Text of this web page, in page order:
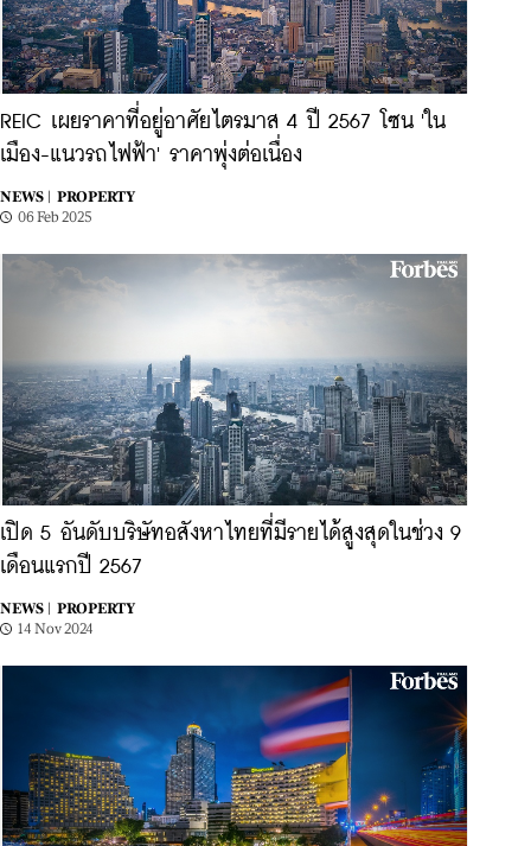
REIC เผยราคาที่อยู่อาศัยไตรมาส 4 ปี 2567 โซน 'ใน
เมือง-แนวรถไฟฟ้า' ราคาพุ่งต่อเนื่อง
NEWS |
PROPERTY
06 Feb 2025
เปิด 5 อันดับบริษัทอสังหาไทยที่มีรายได้สูงสุดในช่วง 9
เดือนแรกปี 2567
NEWS |
PROPERTY
14 Nov 2024